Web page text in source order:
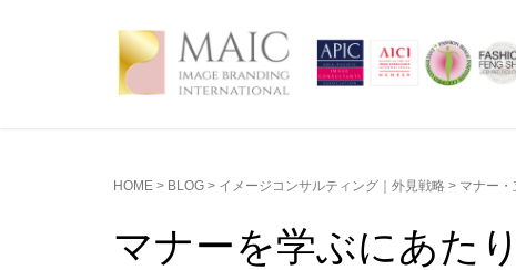
HOME > BLOG > イメージコンサルティング｜外見戦略 > マナー
マナーを学ぶにあた